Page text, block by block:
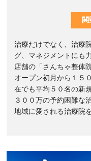
治療だけでなく、治療
グ、マネジメントにも
店舗の「さんちゃ整体
オープン初月から１５
在でも平均５０名の新
３００万の予約困難な
地域に愛される治療院